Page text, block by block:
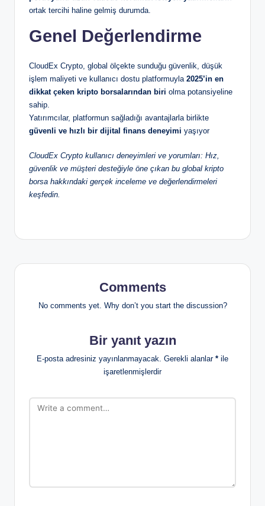
ortak tercihi haline gelmiş durumda.
Genel Değerlendirme
CloudEx Crypto, global ölçekte sunduğu güvenlik, düşük
işlem maliyeti ve kullanıcı dostu platformuyla 2025’in en
dikkat çeken kripto borsalarından biri olma potansiyeline
sahip.
Yatırımcılar, platformun sağladığı avantajlarla birlikte
güvenli ve hızlı bir dijital finans deneyimi yaşıyor
CloudEx Crypto kullanıcı deneyimleri ve yorumları: Hız,
güvenlik ve müşteri desteğiyle öne çıkan bu global kripto
borsa hakkındaki gerçek inceleme ve değerlendirmeleri
keşfedin.
Comments
No comments yet. Why don’t you start the discussion?
Bir yanıt yazın
E-posta adresiniz yayınlanmayacak. Gerekli alanlar * ile
işaretlenmişlerdir